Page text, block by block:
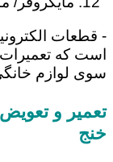
- قطعات
است که
سوی لوازم
تعمیر و
خنج